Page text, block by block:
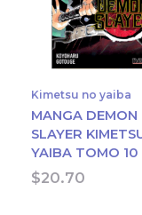
Kimetsu no yaiba
MANGA DEMON
SLAYER
YAIBA TOMO 10
$20.70